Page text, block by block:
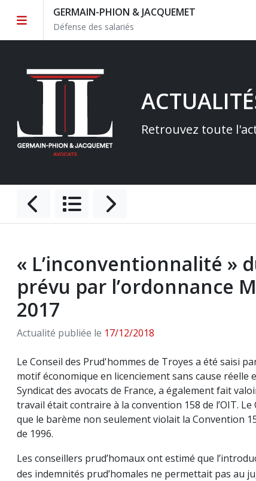
GERMAIN-PHION & JACQUEMET
Défense des salariés
Retrouvez toute
« L’inconventionnalité »
prévu par l’ordonnance
2017
Actualité publiée le 17/12/2018
Le Conseil des Prud'hommes de Troyes a été saisi
motif économique en licenciement sans cause réelle
Syndicat des avocats de France, a également fait
travail était contraire à la convention 158 de l’OIT.
que le barème non seulement violait la Convention
de 1996.
Les conseillers prud’homaux ont estimé que
des indemnités prud’homales ne permettait pas au